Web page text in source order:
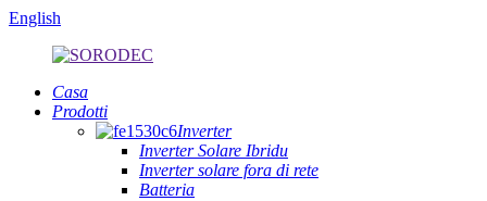
English
Casa
Prodotti
Inverter
Inverter Solare Ibridu
Inverter solare fora di rete
Batteria